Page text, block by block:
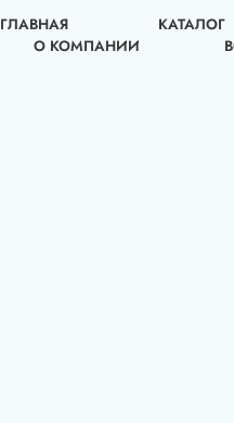
ГЛАВНАЯ КАТАЛОГ
О КОМПАНИИ